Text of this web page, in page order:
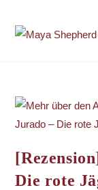
Inhalt
springen
Die rote